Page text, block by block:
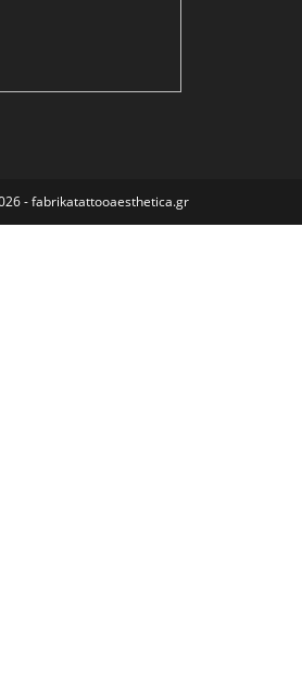
- fabrikatattooaesthetica.gr